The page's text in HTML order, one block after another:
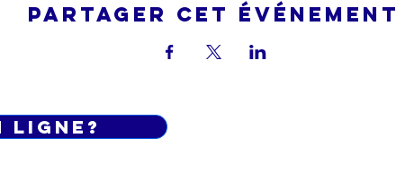
Partager cet événement
LIGNE?